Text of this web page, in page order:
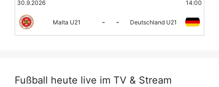
30.9.2026 14:00
Malta U21 - - Deutschland U21
Fußball heute live im TV & Stream